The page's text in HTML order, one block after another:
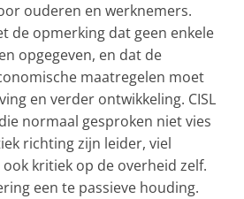
ouderen en werknemers.
de opmerking dat geen enkele
opgegeven, en dat de
maatregelen moet
en verder ontwikkeling. CISL
normaal gesproken niet vies
richting zijn leider, viel
kritiek op de overheid zelf.
een te passieve houding.